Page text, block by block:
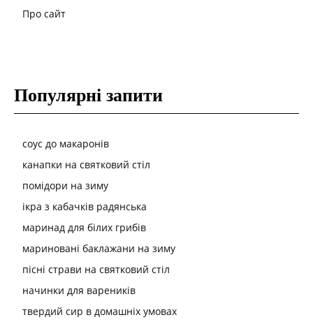
Про сайт
Популярні запити
соус до макаронів
канапки на святковий стіл
помідори на зиму
ікра з кабачків радянська
маринад для білих грибів
мариновані баклажани на зиму
пісні страви на святковий стіл
начинки для вареників
твердий сир в домашніх умовах